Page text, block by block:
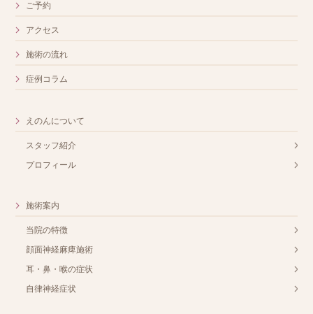
ご予約
アクセス
施術の流れ
症例コラム
えのんについて
スタッフ紹介
プロフィール
施術案内
当院の特徴
顔面神経麻痺施術
耳・鼻・喉の症状
自律神経症状